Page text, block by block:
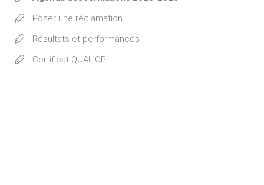
Poser une réclamation
Résultats et performances
Certificat QUALIOPI